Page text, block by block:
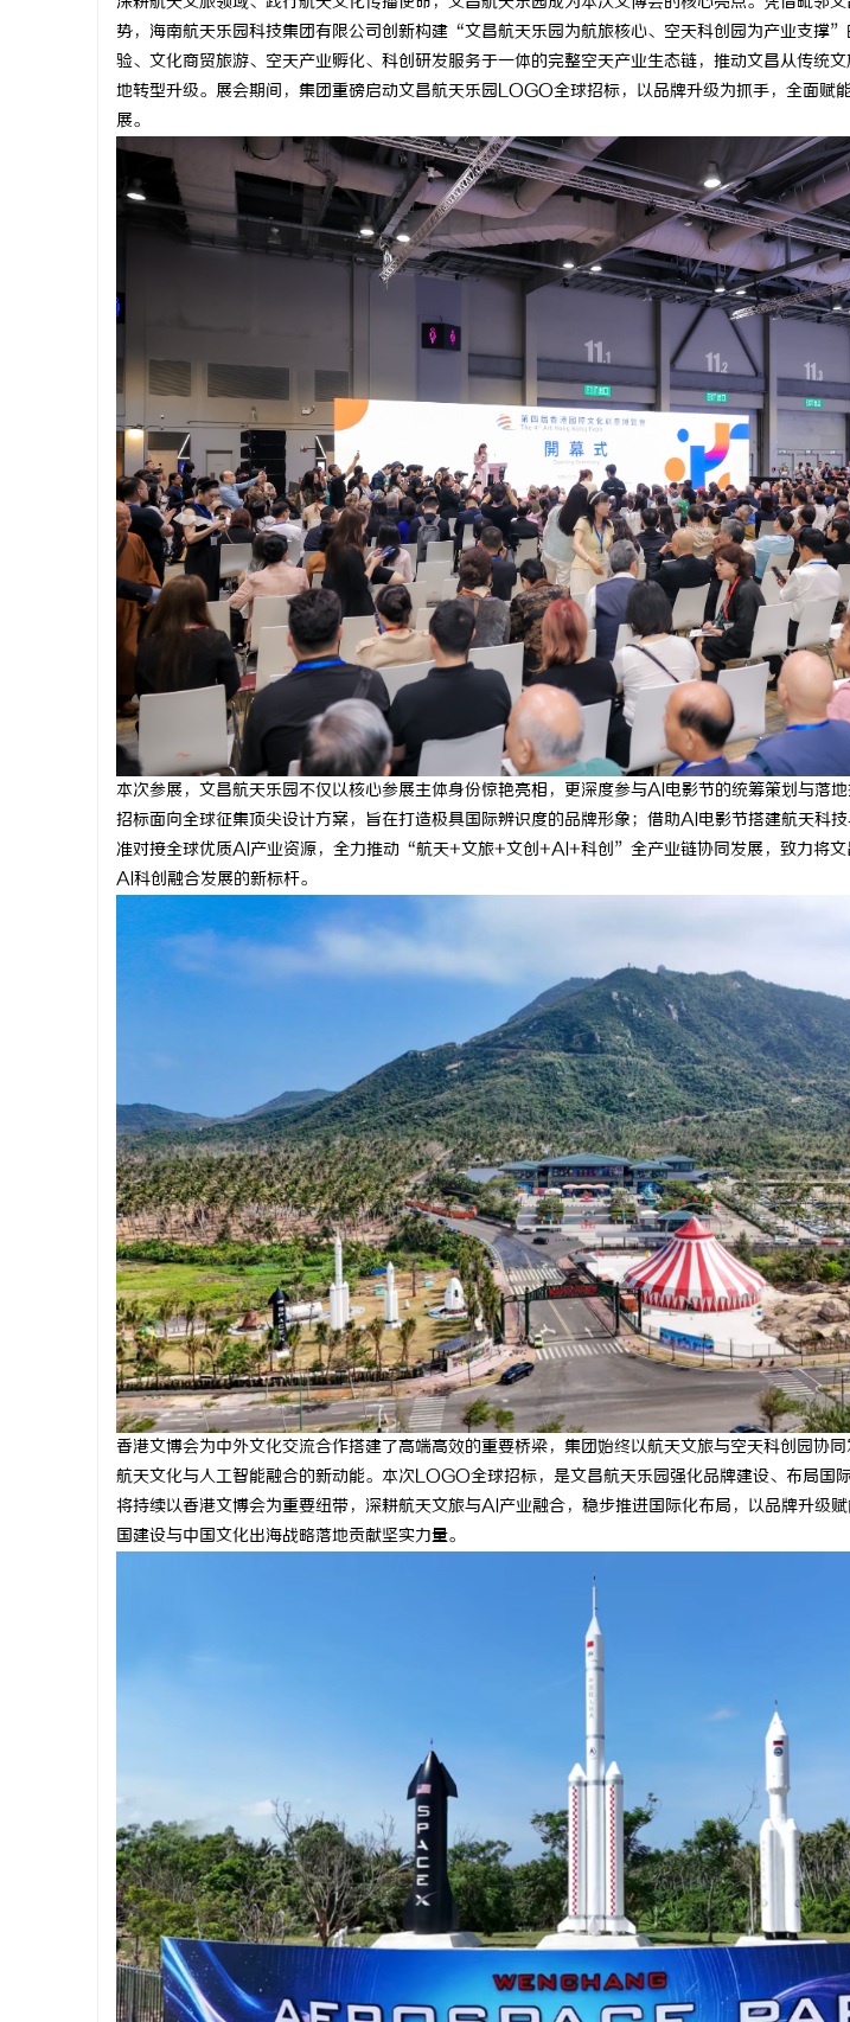
势，海南航天乐园科技集团有限公司创新构建“文昌航天乐园为航旅核心、空天科创园为产业支撑
验、文化商贸旅游、空天产业孵化、科创研发服务于一体的完整空天产业生态链，推动文昌从传统
地转型升级。展会期间，集团重磅启动文昌航天乐园LOGO全球招标，以品牌升级为抓手，全面赋
展。
本次参展，文昌航天乐园不仅以核心参展主体身份惊艳亮相，更深度参与AI电影节的统筹策划与落
招标面向全球征集顶尖设计方案，旨在打造极具国际辨识度的品牌形象；借助AI电影节搭建航天科
准对接全球优质AI产业资源，全力推动“航天+文旅+文创+AI+科创”全产业链协同发展，致力将文
AI科创融合发展的新标杆。
香港文博会为中外文化交流合作搭建了高端高效的重要桥梁，集团始终以航天文旅与空天科创园协
航天文化与人工智能融合的新动能。本次LOGO全球招标，是文昌航天乐园强化品牌建设、布局国
将持续以香港文博会为重要纽带，深耕航天文旅与AI产业融合，稳步推进国际化布局，以品牌升级
国建设与中国文化出海战略落地贡献坚实力量。